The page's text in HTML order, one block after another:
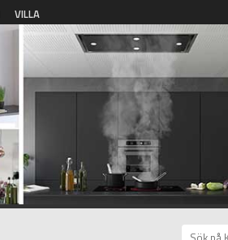
VILLA